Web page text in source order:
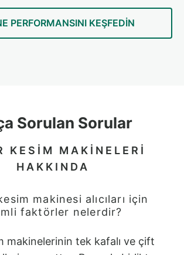
PERFORMANSINI KEŞFEDIN
Sorulan Sorular
KESIM MAKINELERI
HAKKINDA
makinesi alıcıları için
faktörler nelerdir?
makinelerinin tek kafalı ve çift